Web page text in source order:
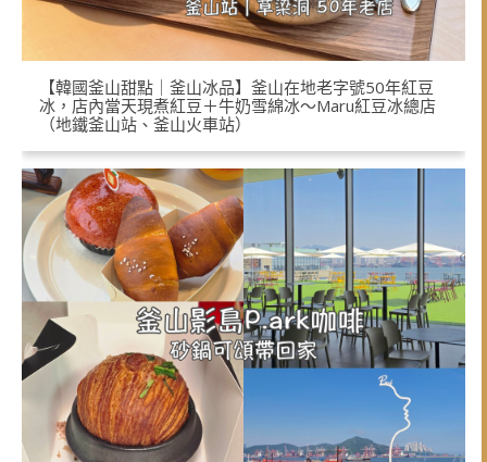
【韓國釜山甜點｜釜山冰品】釜山在地老字號50年紅豆
冰，店內當天現煮紅豆＋牛奶雪綿冰～Maru紅豆冰總店
（地鐵釜山站、釜山火車站）